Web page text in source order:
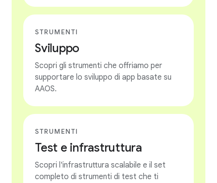
STRUMENTI
Sviluppo
Scopri gli strumenti che offriamo per
supportare lo sviluppo di app basate su
AAOS.
STRUMENTI
Test e infrastruttura
Scopri l'infrastruttura scalabile e il set
completo di strumenti di test che ti